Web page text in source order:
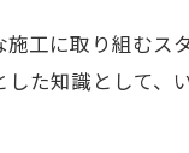
工に取り組むス
た知識として、